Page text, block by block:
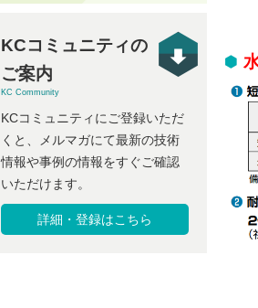
KCコミュニティの
ご案内
KC Community
KCコミュニティにご登録いただ
くと、メルマガにて最新の技術
情報や事例の情報をすぐご確認
いただけます。
詳細・登録はこちら